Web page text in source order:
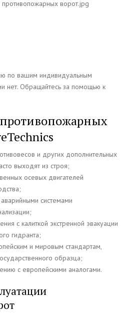
по вашим индивидуальным
нет. Обращайтесь за помощью к
и других дополнительных
выходят из строя;
осевых двигателей
системами
с калиткой экстренной эвакуации
гидранта;
и мировым стандартам,
образца;
с европейскими аналогами.